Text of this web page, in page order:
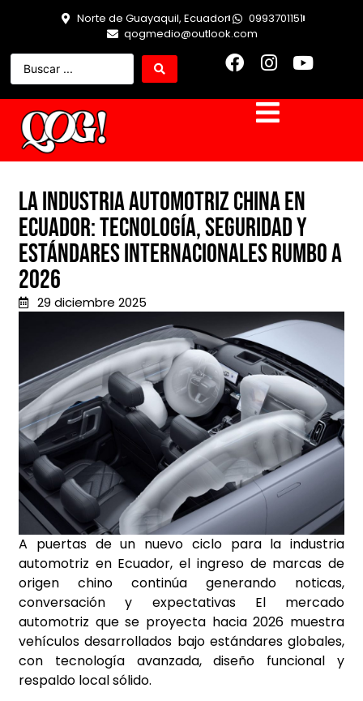
Norte de Guayaquil, Ecuador
0993701151
qogmedio@outlook.com
La industria automotriz china en
Ecuador: tecnología, seguridad y
estándares internacionales rumbo a
2026
29 diciembre 2025
A puertas de un nuevo ciclo para la industria
automotriz en Ecuador, el ingreso de marcas de
origen chino continúa generando noticas,
conversación y expectativas El mercado
automotriz que se proyecta hacia 2026 muestra
vehículos desarrollados bajo estándares globales,
con tecnología avanzada, diseño funcional y
respaldo local sólido.